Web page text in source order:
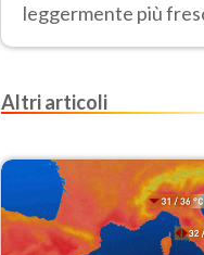
leggermente più
nuovo rinforzo
Altri articoli